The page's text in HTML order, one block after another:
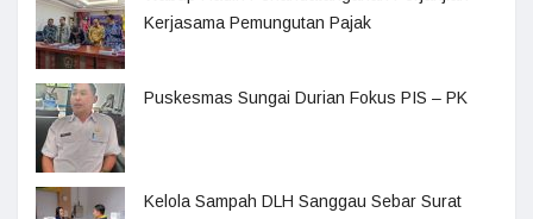
Kerjasama Pemungutan Pajak
Puskesmas Sungai Durian Fokus PIS – PK
Kelola Sampah DLH Sanggau Sebar Surat